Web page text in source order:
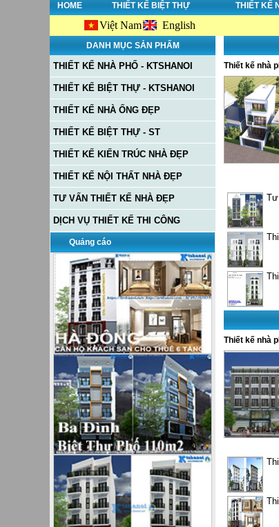
HOME THIẾT KẾ BIỆT THỰ THIẾT KẾ
Việt Nam English
DANH MỤC SẢN PHẨM
THIẾT KẾ NHÀ PHỐ - KTSHANOI
THIẾT KẾ BIỆT THỰ - KTSHANOI
THIẾT KẾ NHÀ ỐNG ĐẸP
THIẾT KẾ BIỆT THỰ - ST
THIẾT KẾ KIẾN TRÚC NHÀ ĐẸP
THIẾT KẾ NỘI THẤT NHÀ ĐẸP
TƯ VẤN THIẾT KẾ NHÀ ĐẸP
DỊCH VỤ THIẾT KẾ THI CÔNG
Quảng cáo
Thiết kế nhà
Thiết kế nhà